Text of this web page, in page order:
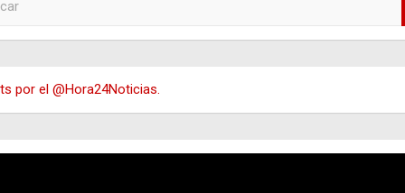
por el @Hora24Noticias.